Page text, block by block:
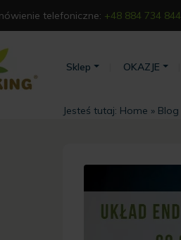
telefoniczne: +48 884 734 844
Sklep OKAZJE
Jesteś tutaj: Home » Blog